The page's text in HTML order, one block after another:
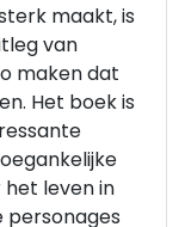
maakt, is
van
maken dat
Het boek is
leven in
personages